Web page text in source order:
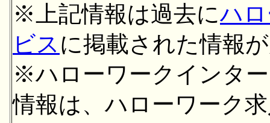
※上記情報は過去にハ
ビス に掲載された情報
※ハローワークインタ
情報は、ハローワーク